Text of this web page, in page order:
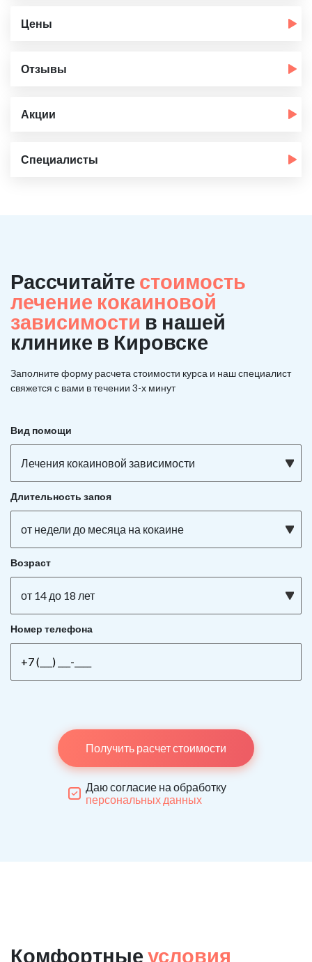
Цены
Отзывы
Акции
Специалисты
Рассчитайте стоимость
лечение кокаиновой
зависимости в нашей
клинике в Кировске
Заполните форму расчета стоимости курса и наш специалист
свяжется с вами в течении 3-х минут
Вид помощи
Лечения кокаиновой зависимости
Длительность запоя
от недели до месяца на кокаине
Возраст
от 14 до 18 лет
Номер телефона
Получить расчет стоимости
Даю согласие на обработку
персональных данных
Комфортные условия